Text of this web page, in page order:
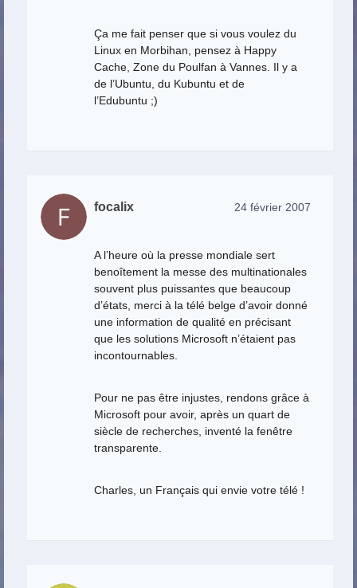
Ça me fait penser que si vous voulez du
Linux en Morbihan, pensez à Happy
Cache, Zone du Poulfan à Vannes. Il y a
de l’Ubuntu, du Kubuntu et de
l’Edubuntu ;)
focalix 24 février 2007
A l’heure où la presse mondiale sert
benoîtement la messe des multinationales
souvent plus puissantes que beaucoup
d’états, merci à la télé belge d’avoir donné
une information de qualité en précisant
que les solutions Microsoft n’étaient pas
incontournables.
Pour ne pas être injustes, rendons grâce à
Microsoft pour avoir, après un quart de
siècle de recherches, inventé la fenêtre
transparente.
Charles, un Français qui envie votre télé !